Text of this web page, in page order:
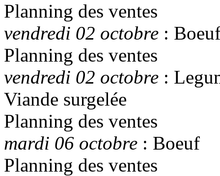
Planning des ventes
vendredi 02 octobre :
Planning des ventes
vendredi 02 octobre :
Viande surgelée
Planning des ventes
mardi 06 octobre : Boeuf
Planning des ventes